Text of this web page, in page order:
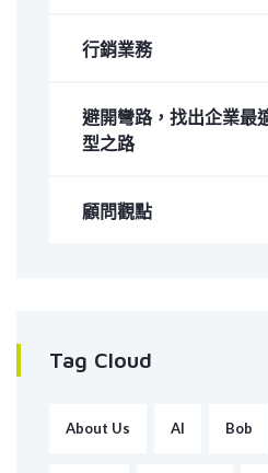
行銷業務
避開彎路，找出企業最
型之路
顧問觀點
Tag Cloud
About Us AI Bob